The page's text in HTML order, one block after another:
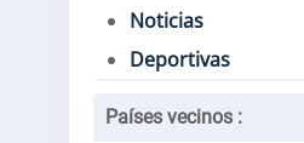
Noticias
Deportivas
Países vecinos :